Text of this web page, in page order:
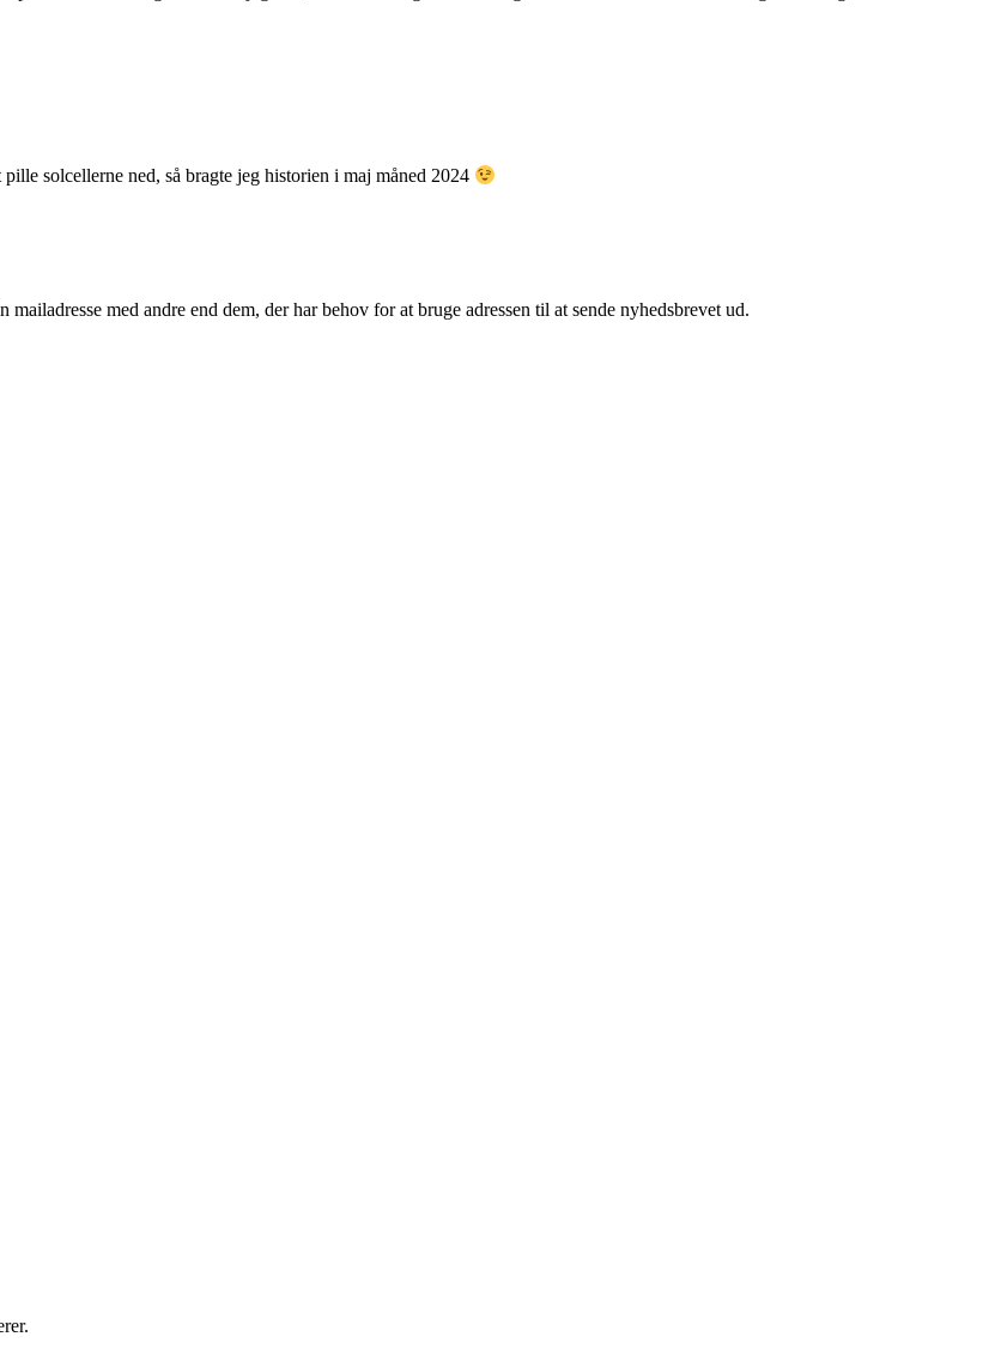
solcellerne ned, så bragte jeg historien i maj måned 2024
med andre end dem, der har behov for at bruge adressen til at sende nyhedsbrevet ud.